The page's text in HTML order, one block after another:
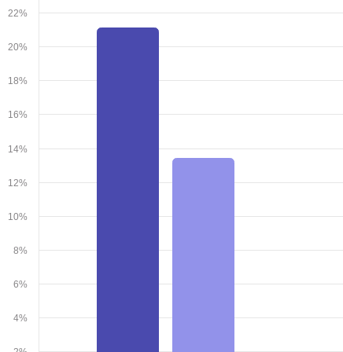
4%
6%
8%
10%
12%
14%
16%
18%
20%
22%